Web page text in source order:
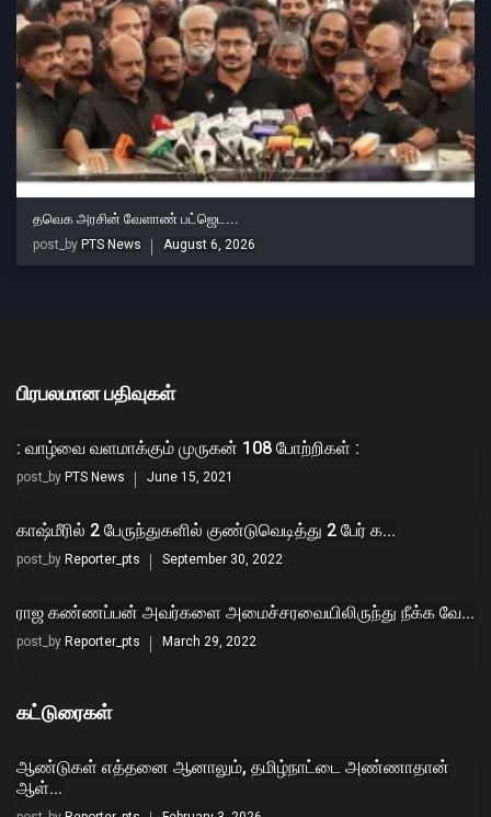
தவெக அரசின் வேளாண் பட்ஜெட...
post_by PTS News August 6, 2026
பிரபலமான பதிவுகள்
: வாழ்வை வளமாக்கும் முருகன் 108 போற்றிகள் :
post_by PTS News June 15, 2021
காஷ்மீரில் 2 பேருந்துகளில் குண்டுவெடித்து 2 பேர் க...
post_by Reporter_pts September 30, 2022
ராஜ கண்ணப்பன் அவர்களை அமைச்சரவையிலிருந்து நீக்க வே...
post_by Reporter_pts March 29, 2022
கட்டுரைகள்
ஆண்டுகள் எத்தனை ஆனாலும், தமிழ்நாட்டை அண்ணாதான்
ஆள்...